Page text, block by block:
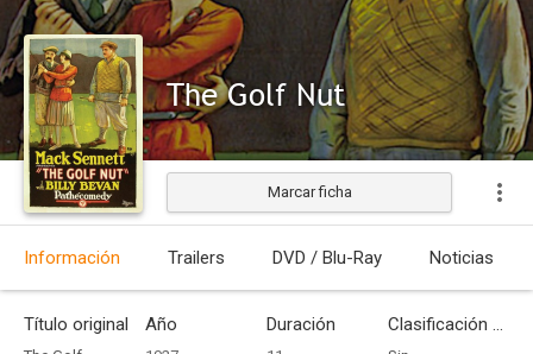
The Golf Nut
Estrenada
Marcar ficha
Información Trailers DVD / Blu-Ray Noticias
Título original Año Duración Clasificación por edades